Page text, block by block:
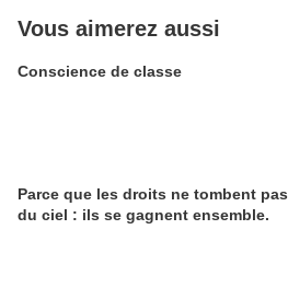
Vous aimerez aussi
Conscience de classe
Parce que les droits ne tombent pas
du ciel : ils se gagnent ensemble.